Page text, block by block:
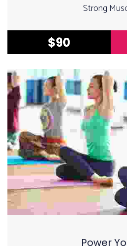
Strong
$90
Power